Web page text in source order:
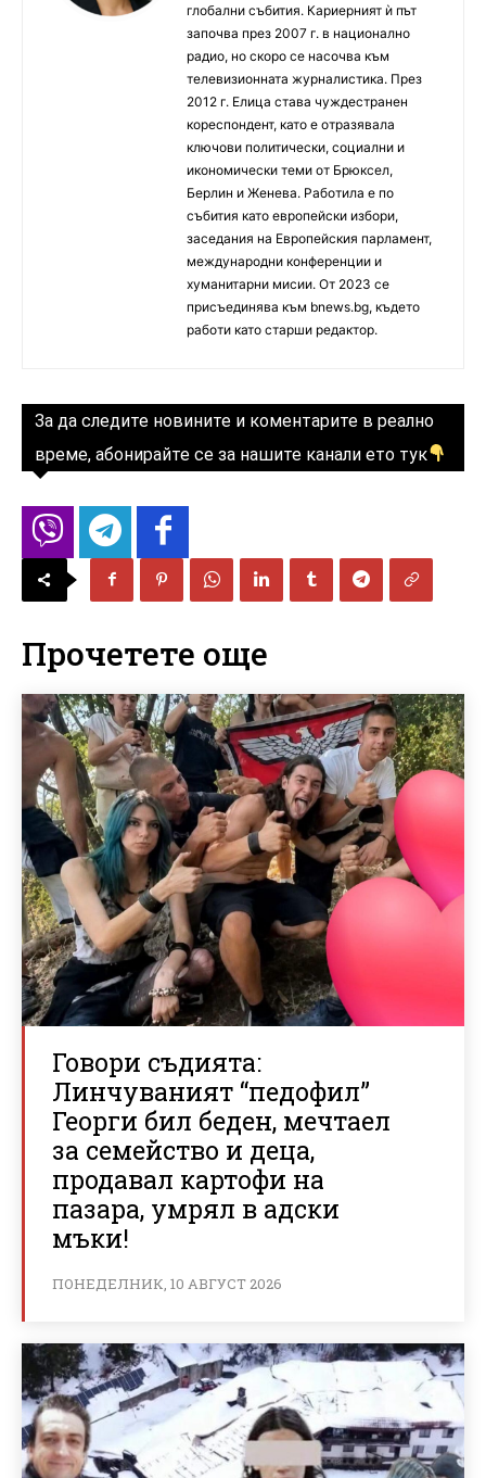
глобални събития. Кариерният ѝ път
започва през 2007 г. в национално
радио, но скоро се насочва към
телевизионната журналистика. През
2012 г. Елица става чуждестранен
кореспондент, като е отразявала
ключови политически, социални и
икономически теми от Брюксел,
Берлин и Женева. Работила е по
събития като европейски избори,
заседания на Европейския парламент,
международни конференции и
хуманитарни мисии. От 2023 се
присъединява към bnews.bg, където
работи като старши редактор.
За да следите новините и коментарите в реално
време, абонирайте се за нашите канали ето тук
Прочетете още
Говори съдията:
Линчуваният “педофил”
Георги бил беден, мечтаел
за семейство и деца,
продавал картофи на
пазара, умрял в адски
мъки!
ПОНЕДЕЛНИК, 10 АВГУСТ 2026